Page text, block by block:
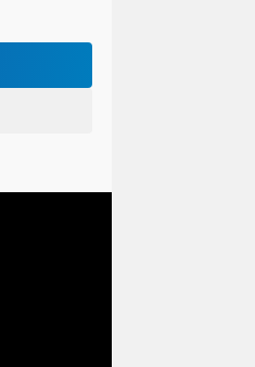
Tingkatkan Kualitas Layanan Publik, Bupati Pulau Morotai Motivasi Kinerja Pegawai PDAM